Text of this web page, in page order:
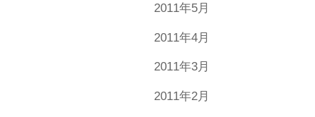
2011年5月
2011年4月
2011年3月
2011年2月